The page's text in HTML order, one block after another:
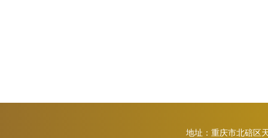
地址：重庆市北碚区